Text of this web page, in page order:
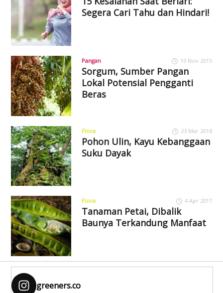
Segera Cari Tahu dan Hindari!
Pangan 10 Nov 2015
Sorgum, Sumber Pangan
Lokal Potensial Pengganti
Beras
Flora 23 Mar 2018
Pohon Ulin, Kayu Kebanggaan
Suku Dayak
Flora 4 Apr 2017
Tanaman Petai, Dibalik
Baunya Terkandung Manfaat
greeners.co